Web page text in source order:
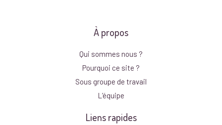
À propos
Qui sommes nous ?
Pourquoi ce site ?
Sous groupe de travail
L’équipe
Liens rapides